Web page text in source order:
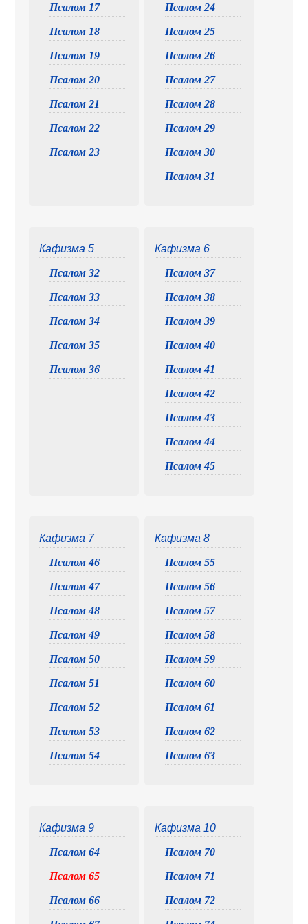
Псалом 17
Псалом 18
Псалом 19
Псалом 20
Псалом 21
Псалом 22
Псалом 23
Псалом 24
Псалом 25
Псалом 26
Псалом 27
Псалом 28
Псалом 29
Псалом 30
Псалом 31
Кафизма 5
Псалом 32
Псалом 33
Псалом 34
Псалом 35
Псалом 36
Кафизма 6
Псалом 37
Псалом 38
Псалом 39
Псалом 40
Псалом 41
Псалом 42
Псалом 43
Псалом 44
Псалом 45
Кафизма 7
Псалом 46
Псалом 47
Псалом 48
Псалом 49
Псалом 50
Псалом 51
Псалом 52
Псалом 53
Псалом 54
Кафизма 8
Псалом 55
Псалом 56
Псалом 57
Псалом 58
Псалом 59
Псалом 60
Псалом 61
Псалом 62
Псалом 63
Кафизма 9
Псалом 64
Псалом 65
Псалом 66
Кафизма 10
Псалом 70
Псалом 71
Псалом 72